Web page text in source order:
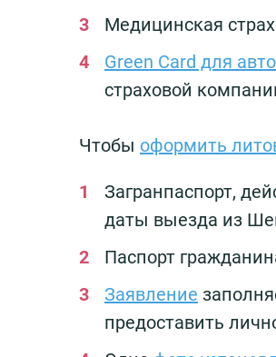
Медицинская
Green Card для
страховой
Чтобы оформить
Загранпаспорт,
даты выезда из
Паспорт
Заявление
предоставить